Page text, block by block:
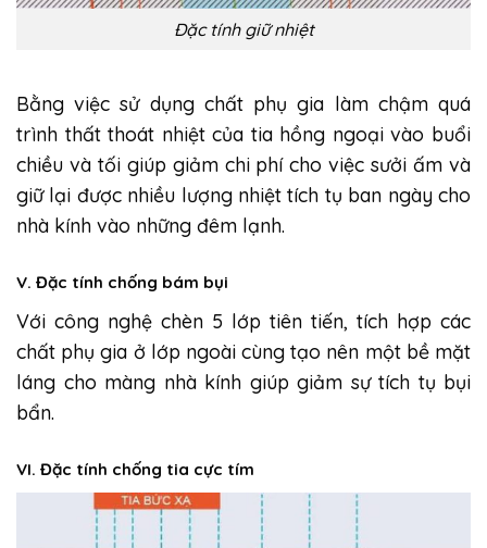
Đặc tính giữ nhiệt
Bằng việc sử dụng chất phụ gia làm chậm quá
trình thất thoát nhiệt của tia hồng ngoại vào buổi
chiều và tối giúp giảm chi phí cho việc sưởi ấm và
giữ lại được nhiều lượng nhiệt tích tụ ban ngày cho
nhà kính vào những đêm lạnh.
V. Đặc tính chống bám bụi
Với công nghệ chèn 5 lớp tiên tiến, tích hợp các
chất phụ gia ở lớp ngoài cùng tạo nên một bề mặt
láng cho màng nhà kính giúp giảm sự tích tụ bụi
bẩn.
VI. Đặc tính chống tia cực tím